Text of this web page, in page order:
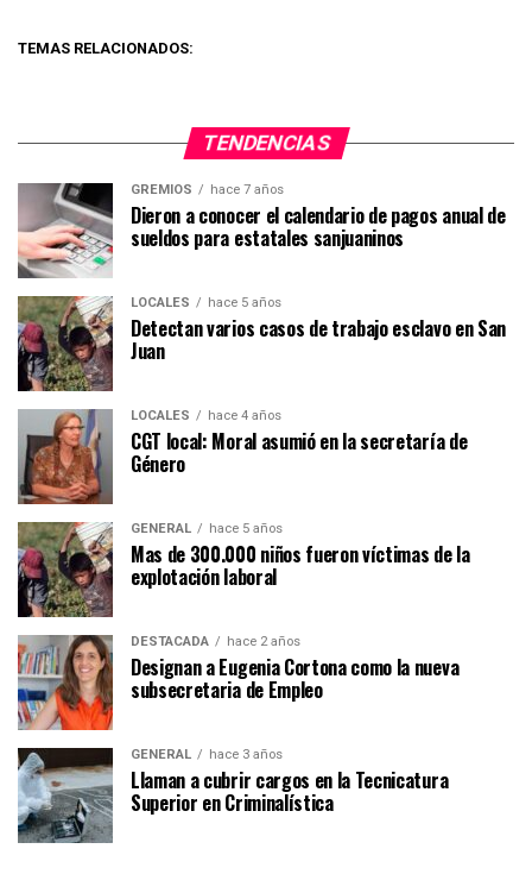
TEMAS RELACIONADOS:
TENDENCIAS
GREMIOS hace 7 años
Dieron a conocer el calendario de pagos anual de
sueldos para estatales sanjuaninos
LOCALES hace 5 años
Detectan varios casos de trabajo esclavo en San
Juan
LOCALES hace 4 años
CGT local: Moral asumió en la secretaría de
Género
GENERAL hace 5 años
Mas de 300.000 niños fueron víctimas de la
explotación laboral
DESTACADA hace 2 años
Designan a Eugenia Cortona como la nueva
subsecretaria de Empleo
GENERAL hace 3 años
Llaman a cubrir cargos en la Tecnicatura
Superior en Criminalística